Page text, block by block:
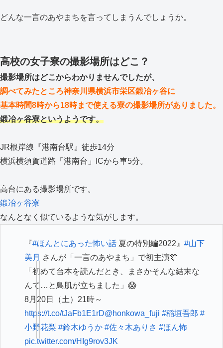
どんな一言のあやまちを言ってしまうんでしょうか。
高校の女子寮の撮影場所はどこ？
撮影場所はどこからわかりませんでしたが、
調べてみたところ神奈川県横浜市栄区鍛冶ヶ谷に
基本時間8時から18時まで使える寮の撮影場所がありました。
鍛冶ヶ谷寮というようです。
JR根岸線『港南台駅』徒歩14分
横浜横須賀道路「港南台」ICから車5分。
高台にある撮影場所です。
鍛冶ヶ谷寮
なんとなく似ているような気がします。
『#ほんとにあった怖い話 夏の特別編2022』 #山下
美月 さんが「一言のあやまち」で初主演🎊
「初めて台本を読んだとき、まさかそんな結末な
んて…と鳥肌が立ちました」😱
8月20日（土）21時～
https://t.co/tJaFb1E1rD@honkowa_fuji #稲垣吾郎 #
小野花梨 #鈴木ゆうか #佐々木ありさ #ほん怖
pic.twitter.com/HIg9rov3JK